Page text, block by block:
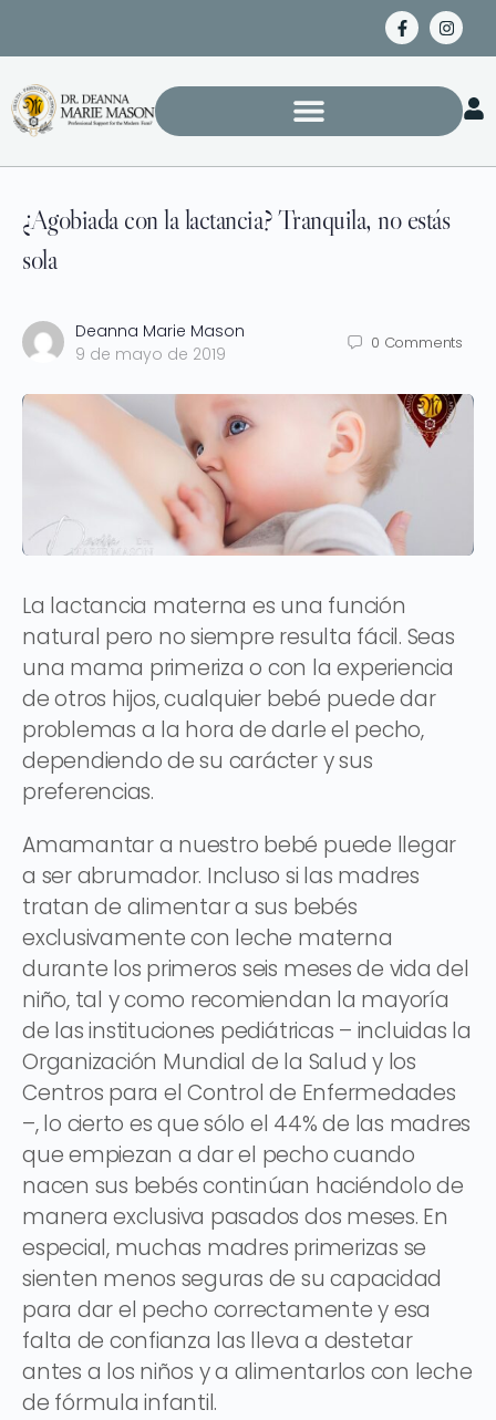
¿Agobiada con la lactancia? Tranquila, no estás
sola
Deanna Marie Mason
9 de mayo de 2019
0 Comments
La lactancia materna es una función
natural pero no siempre resulta fácil. Seas
una mama primeriza o con la experiencia
de otros hijos, cualquier bebé puede dar
problemas a la hora de darle el pecho,
dependiendo de su carácter y sus
preferencias.
Amamantar a nuestro bebé puede llegar
a ser abrumador. Incluso si las madres
tratan de alimentar a sus bebés
exclusivamente con leche materna
durante los primeros seis meses de vida del
niño, tal y como recomiendan la mayoría
de las instituciones pediátricas – incluidas la
Organización Mundial de la Salud y los
Centros para el Control de Enfermedades
–, lo cierto es que sólo el 44% de las madres
que empiezan a dar el pecho cuando
nacen sus bebés continúan haciéndolo de
manera exclusiva pasados dos meses. En
especial, muchas madres primerizas se
sienten menos seguras de su capacidad
para dar el pecho correctamente y esa
falta de confianza las lleva a destetar
antes a los niños y a alimentarlos con leche
de fórmula infantil.